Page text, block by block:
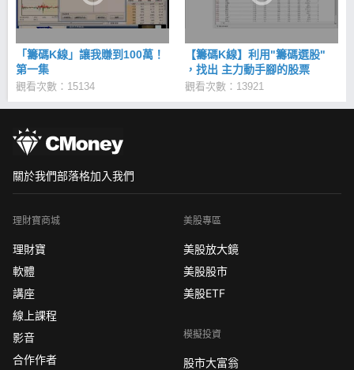
「籌碼K線」讓我賺到100萬！
第一集
觀看次數：15134
【籌碼K線】利用"籌碼選股"
，找出 主力動手腳的股票
觀看次數：13921
關於我們部落格加入我們
理財寶商城
理財寶
軟體
講座
線上課程
影音
合作作者
美股專區
美股放大鏡
美股股市
美股ETF
模擬投資
股市大富翁